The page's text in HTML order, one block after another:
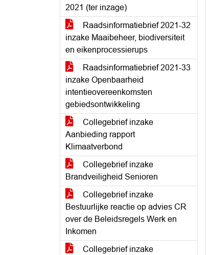
2021 (ter inzage)
Raadsinformatiebrief 2021-32
inzake Maaibeheer, biodiversiteit
en eikenprocessierups
Raadsinformatiebrief 2021-33
inzake Openbaarheid
intentieovereenkomsten
gebiedsontwikkeling
Collegebrief inzake
Aanbieding rapport
Klimaatverbond
Collegebrief inzake
Brandveiligheid Senioren
Collegebrief inzake
Bestuurlijke reactie op advies CR
over de Beleidsregels Werk en
Inkomen
Collegebrief inzake